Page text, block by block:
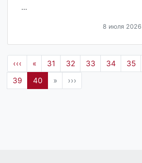
...
8 июля 2026
‹‹‹ « 31 32 33 34 35
39
40 » ›››